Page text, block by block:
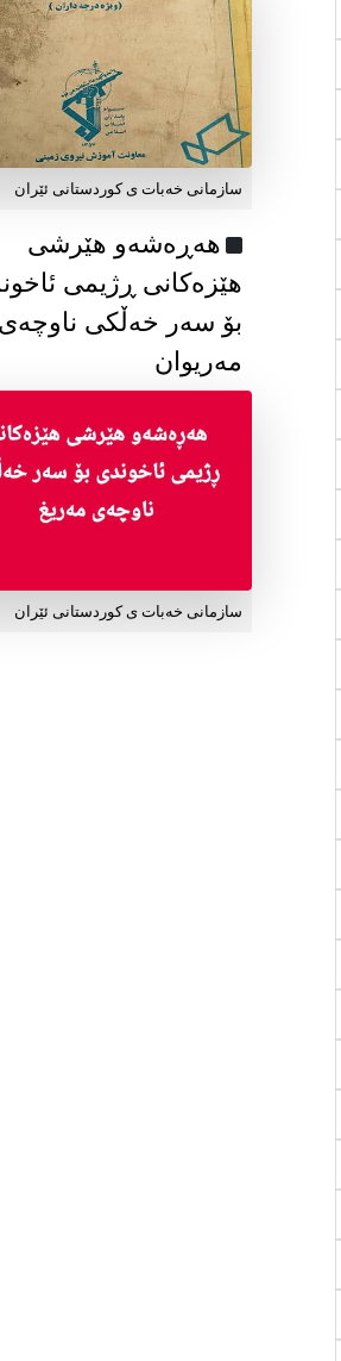
سازمانی خەبات ی كوردستانی ئێران
هەڕەشەو هێرشی
هێزەکانی ڕژیمی
بۆ سەر خەڵکی
مەریوان
سازمانی خەبات ی کوردستانی ئێران